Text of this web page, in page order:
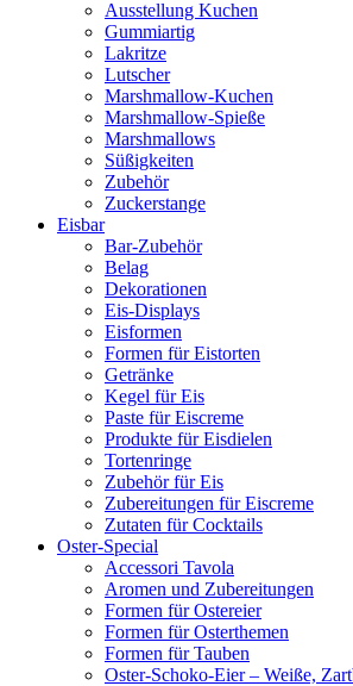
Ausstellung Kuchen
Gummiartig
Lakritze
Lutscher
Marshmallow-Kuchen
Marshmallow-Spieße
Marshmallows
Süßigkeiten
Zubehör
Zuckerstange
Eisbar
Bar-Zubehör
Belag
Dekorationen
Eis-Displays
Eisformen
Formen für Eistorten
Getränke
Kegel für Eis
Paste für Eiscreme
Produkte für Eisdielen
Tortenringe
Zubehör für Eis
Zubereitungen für Eiscreme
Zutaten für Cocktails
Oster-Special
Accessori Tavola
Aromen und Zubereitungen
Formen für Ostereier
Formen für Osterthemen
Formen für Tauben
Oster-Schoko-Eier – Weiße,